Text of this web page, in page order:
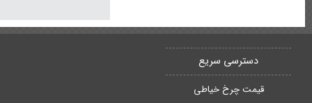
یک شکل بدوزد.
مورد نیاز
اولین گزینه ای که
دسترسی سریع
قیمت چرخ خیاطی